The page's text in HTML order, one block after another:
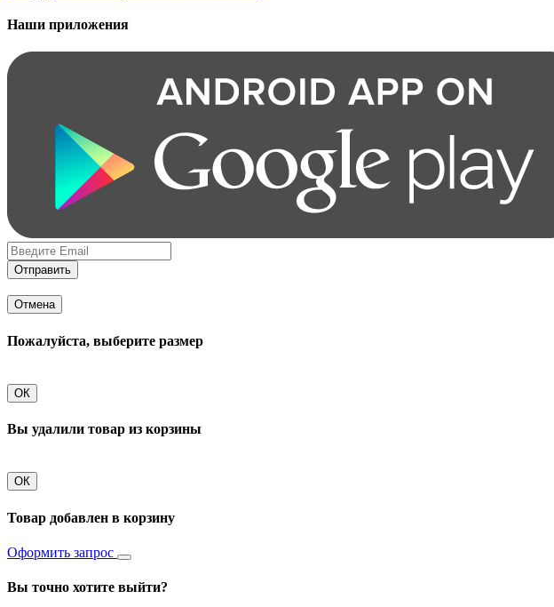
Наши приложения
Отправить
Отмена
Пожалуйста, выберите размер
ОК
Вы удалили товар из корзины
ОК
Товар добавлен в корзину
Оформить запрос
Вы точно хотите выйти?